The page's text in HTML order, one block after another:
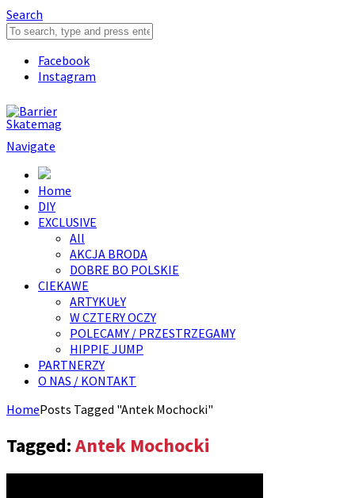
Search
Facebook
Instagram
Navigate
Home
DIY
EXCLUSIVE
All
AKCJA BRODA
DOBRE BO POLSKIE
CIEKAWE
ARTYKUŁY
W CZTERY OCZY
POLECAMY / PRZESTRZEGAMY
HIPPIE JUMP
PARTNERZY
O NAS / KONTAKT
HomePosts Tagged "Antek Mochocki"
Tagged:Antek Mochocki